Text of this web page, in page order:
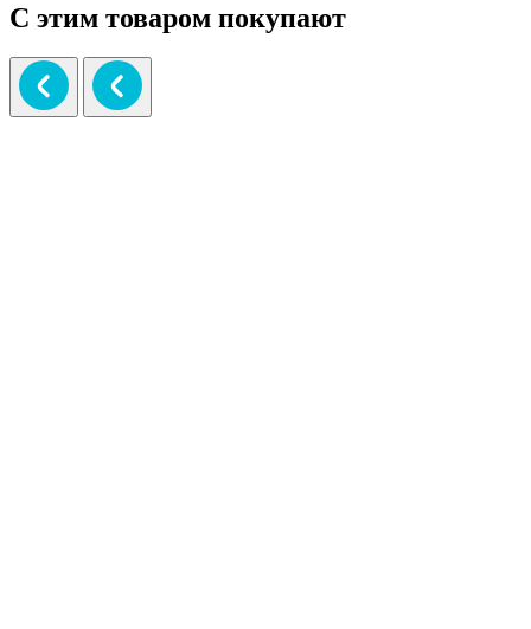
С этим товаром покупают